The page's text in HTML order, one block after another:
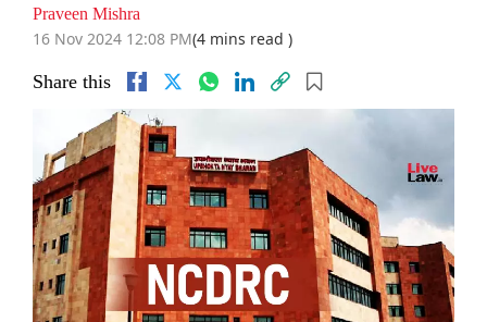
Praveen Mishra
16 Nov 2024 12:08 PM(4 mins read )
Share this